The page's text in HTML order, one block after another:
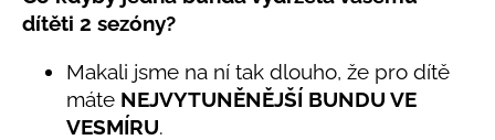
produktu
je
hvězdiček.
dítěti 2 sezóny?
Makali jsme na ní tak dlouho, že pro dítě
máte NEJVYTUNĚNĚJŠÍ BUNDU VE
VESMÍRU.
u